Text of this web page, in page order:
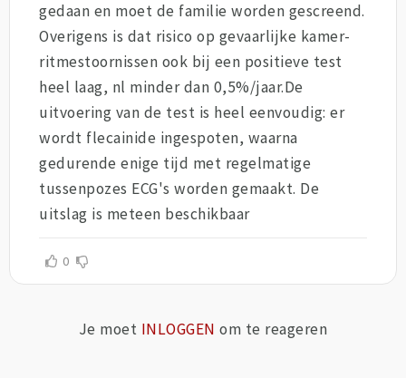
gedaan en moet de familie worden gescreend.
Overigens is dat risico op gevaarlijke kamer-
ritmestoornissen ook bij een positieve test
heel laag, nl minder dan 0,5%/jaar.De
uitvoering van de test is heel eenvoudig: er
wordt flecainide ingespoten, waarna
gedurende enige tijd met regelmatige
tussenpozes ECG's worden gemaakt. De
uitslag is meteen beschikbaar
0
Je moet INLOGGEN om te reageren